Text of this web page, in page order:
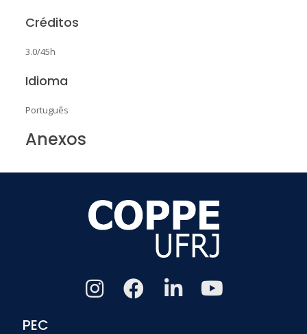
Créditos
3.0/45h
Idioma
Português
Anexos
PEC